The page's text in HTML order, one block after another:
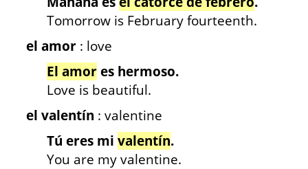
Tomorrow is February fourteenth.
el amor : love
El amores hermoso.
Love is beautiful.
el valentín : valentine
Tú eres mi valentín.
You are my valentine.